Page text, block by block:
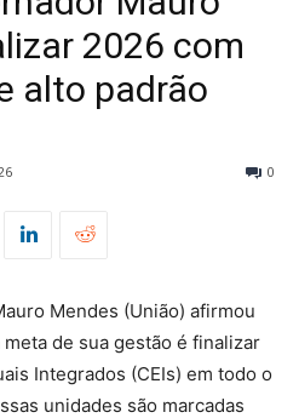
2026 com
alto padrão
0
Mendes (União) afirmou
de sua gestão é finalizar
Integrados (CEIs) em todo o
unidades são marcadas